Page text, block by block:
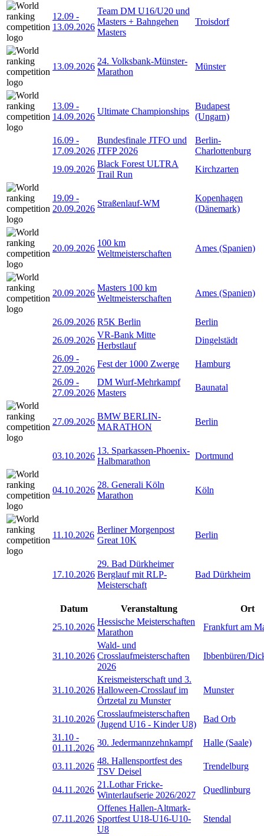
12.09 -
13.09.2026
Team DM U16/U20 und
Masters + Bahngehen
Masters
Troisdorf
13.09.2026
24. Volksbank-Münster-
Marathon
Münster
13.09 -
14.09.2026
Ultimate Championships
Budapest
(Ungarn)
16.09 -
17.09.2026
Bundesfinale JTFO und
JTFP 2026
Berlin-
Charlottenburg
19.09.2026
Black Forest ULTRA
Trail Run
Kirchzarten
19.09 -
20.09.2026
Straßenlauf-WM
Kopenhagen
(Dänemark)
20.09.2026
100 km
Weltmeisterschaften
Ames (Spanien)
20.09.2026
Masters 100 km
Weltmeisterschaften
Ames (Spanien)
26.09.2026 R5K Berlin
Berlin
26.09.2026
VR-Bank Mitte
Herbstlauf
Dingelstädt
26.09 -
27.09.2026
Fest der 1000 Zwerge
Hamburg
26.09 -
27.09.2026
DM Wurf-Mehrkampf
Masters
Baunatal
27.09.2026
BMW BERLIN-
MARATHON
Berlin
03.10.2026
13. Sparkassen-Phoenix-
Halbmarathon
Dortmund
04.10.2026
28. Generali Köln
Marathon
Köln
11.10.2026
Berliner Morgenpost
Great 10K
Berlin
17.10.2026
29. Bad Dürkheimer
Berglauf mit RLP-
Meisterschaft
Bad Dürkheim
Datum Veranstaltung
Ort
25.10.2026
Hessische Meisterschaften
Marathon
Frankfurt am
31.10.2026
Wald- und
Crosslaufmeisterschaften
2026
Ibbenbüren/
31.10.2026
Kreismeisterschaft und 3.
Halloween-Crosslauf im
Örtzetal zu Munster
Munster
31.10.2026
Crosslaufmeisterschaften
(Jugend U16 - Kinder U8)
Bad Orb
31.10 -
01.11.2026
30. Jedermannzehnkampf Halle (Saale)
03.11.2026
48. Hallensportfest des
TSV Deisel
Trendelburg
04.11.2026
21.Lothar Fricke-
Winterlaufserie 2026/2027
Quedlinburg
07.11.2026
Offenes Hallen-Altmark-
Sportfest U18-U16-U10-
U8
Stendal